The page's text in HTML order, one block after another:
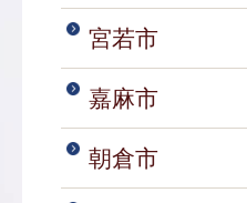
宮若市
嘉麻市
朝倉市